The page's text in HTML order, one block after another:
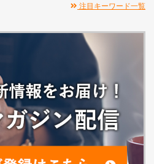
注目キーワード一覧